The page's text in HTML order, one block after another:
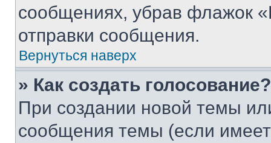
сообщениях, убрав флажок
отправки сообщения.
Вернуться наверх
» Как создать голосование?
При создании новой темы
сообщения темы (если